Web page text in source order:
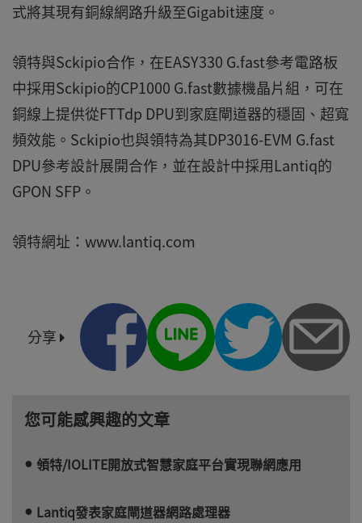
式將其現有銅線網路升級至Gigabit速度。
領特與Sckipio合作，在EASY330 G.fast參考電路板
中採用Sckipio的CP1000 G.fast數據機晶片組，可在
銅線上提供從FTTdp DPU到家庭閘道器的穩固、超寬
頻效能。Sckipio也與領特為其DP3016-EVM G.fast
DPU參考設計展開合作，並在設計中採用Lantiq的
GPON SFP。
領特網址：www.lantiq.com
分享
您可能感興趣的文章
領特/IOLITE開放式智慧家庭平台實現聯網應用
Lantiq發表家庭閘道器網路處理器